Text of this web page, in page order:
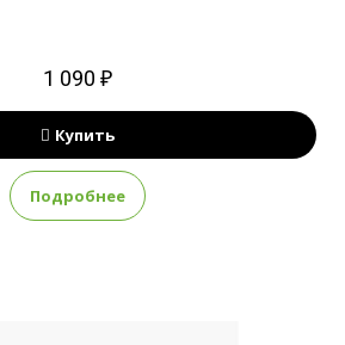
1 090 ₽
Купить
Подробнее